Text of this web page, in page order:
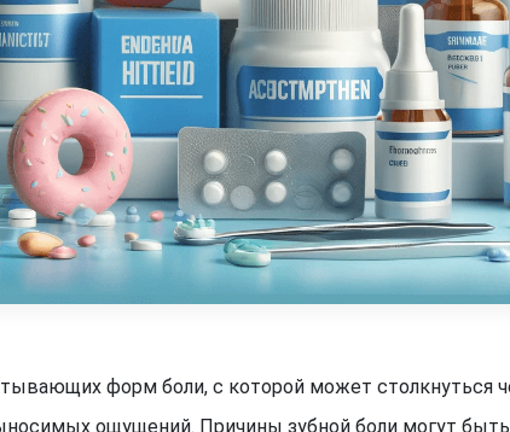
форм боли, с которой может столкнуться
ощущений. Причины зубной боли могут